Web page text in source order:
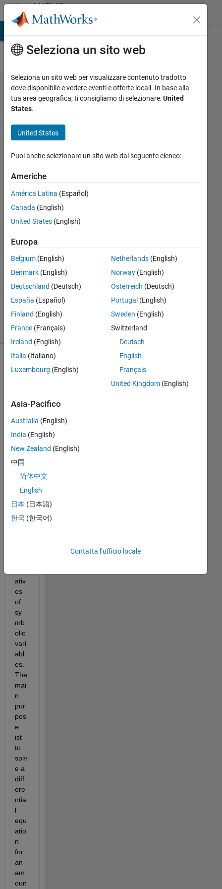
Vai al contenutoMATLAB
Answers
Problem
adding
symbolic
Hossein
2017
2
Risposte
Risposta
Aggiornato
18 Mag
2021
Visualizzazioni
(30 giorni)
Hi, I
hav
pro
ble
m
ing
two
ativ
es
of
sy
mb
olic
vari
abl
es.
The
mai
n
pur
pos
e
ist
to
solv
e a
diff
ere
ntia
l
equ
atio
n
for
an
am
oun
Seleziona un sito web
Seleziona un sito web per visualizzare contenuto tradotto
dove disponibile e vedere eventi e offerte locali. In base alla
tua area geografica, ti consigliamo di selezionare:United
States.
United States
Puoi anche selezionare un sito web dal seguente elenco:
Americhe
América Latina (Español)
Canada (English)
United States (English)
Europa
Belgium (English)
Denmark (English)
Deutschland (Deutsch)
España (Español)
Finland (English)
France (Français)
Ireland (English)
Italia (Italiano)
Luxembourg (English)
Netherlands(English)
Norway(English)
Österreich (Deutsch)
Portugal (English)
Sweden (English)
Switzerland
Deutsch
English
Français
United Kingdom(English)
Asia-Pacifico
Australia (English)
India (English)
New Zealand (English)
中国
简体中文
English
日本 (日本語)
한국 (한국어)
Contatta l’ufficio locale